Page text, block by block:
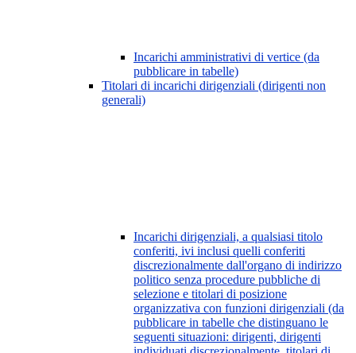
Incarichi amministrativi di vertice (da
pubblicare in tabelle)
Titolari di incarichi dirigenziali (dirigenti non
generali)
Incarichi dirigenziali, a qualsiasi titolo
conferiti, ivi inclusi quelli conferiti
discrezionalmente dall'organo di indirizzo
politico senza procedure pubbliche di
selezione e titolari di posizione
organizzativa con funzioni dirigenziali (da
pubblicare in tabelle che distinguano le
seguenti situazioni: dirigenti, dirigenti